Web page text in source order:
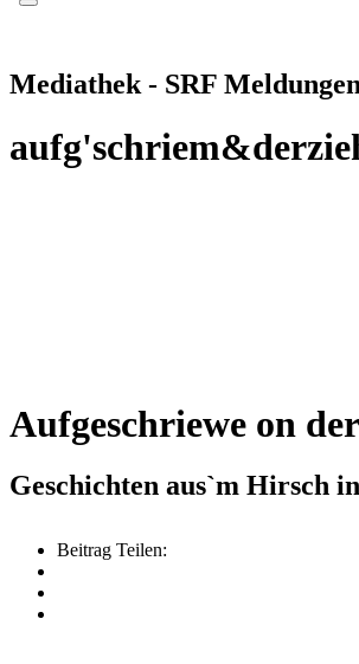
Mediathek - SRF
Aufgeschriewe on
Geschichten aus`m Hirsch
Beitrag Teilen: